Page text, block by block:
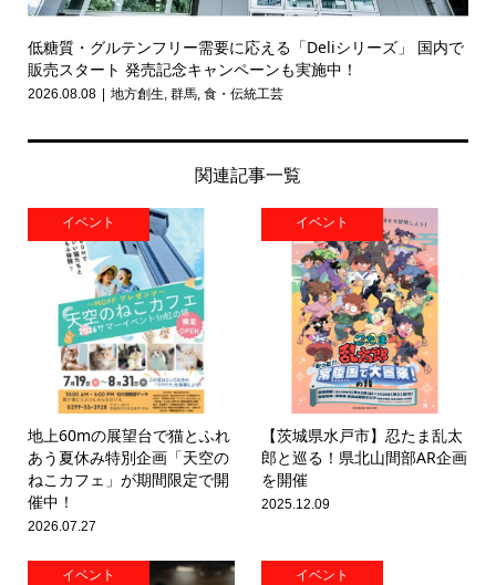
低糖質・グルテンフリー需要に応える「Deliシリーズ」 国内で
販売スタート 発売記念キャンペーンも実施中！
2026.08.08 地方創生, 群馬, 食・伝統工芸
関連記事一覧
イベント
地上60mの展望台で猫とふれ
あう夏休み特別企画「天空の
ねこカフェ」が期間限定で開
催中！
2026.07.27
イベント
【茨城県水戸市】忍たま乱太
郎と巡る！県北山間部AR企画
を開催
2025.12.09
イベント イベント